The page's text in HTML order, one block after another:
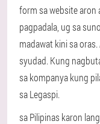
form sa website aron
pagpadala, ug sa
madawat kini sa
syudad. Kung
sa kompanya kung
sa Legaspi.
sa Pilipinas karon